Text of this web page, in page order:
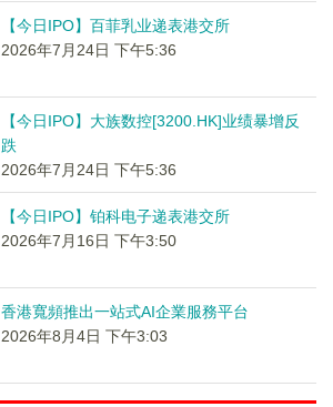
【今日IPO】百菲乳业递表港交所
2026年7月24日 下午5:36
【今日IPO】大族数控[3200.HK]业绩暴增反
跌
2026年7月24日 下午5:36
【今日IPO】铂科电子递表港交所
2026年7月16日 下午3:50
香港寬頻推出一站式AI企業服務平台
2026年8月4日 下午3:03